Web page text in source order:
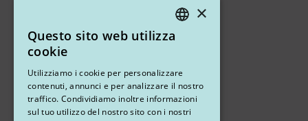
Altri studi
STUDIO MARIANETTI MED
via Sandro Pertini 26, 67051 Avezzano (AQ)
×
Questo sito web utilizza
cookie
Utilizziamo i cookie per personalizzare
contenuti, annunci e per analizzare il nostro
traffico. Condividiamo inoltre informazioni
sul tuo utilizzo del nostro sito con i nostri